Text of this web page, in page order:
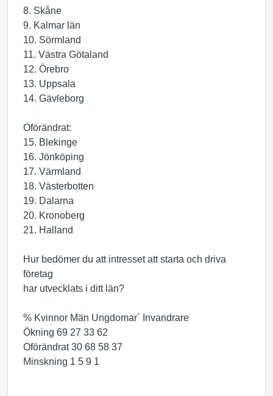
8. Skåne
9. Kalmar län
10. Sörmland
11. Västra Götaland
12. Örebro
13. Uppsala
14. Gävleborg
Oförändrat:
15. Blekinge
16. Jönköping
17. Värmland
18. Västerbotten
19. Dalarna
20. Kronoberg
21. Halland
Hur bedömer du att intresset att starta och driva
företag
har utvecklats i ditt län?
% Kvinnor Män Ungdomar´ Invandrare
Ökning 69 27 33 62
Oförändrat 30 68 58 37
Minskning 1 5 9 1